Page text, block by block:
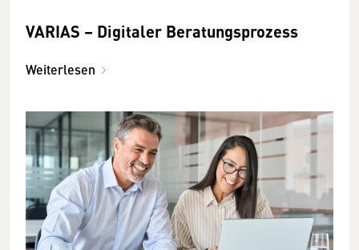
VARIAS – Digitaler Beratungsprozess
Weiterlesen